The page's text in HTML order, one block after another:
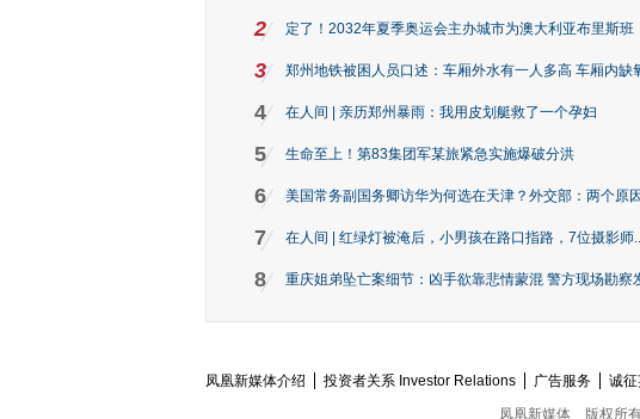
2 定了！2032年夏季奥运会主办城市为澳大利亚布里斯班
3 郑州地铁被困人员口述：车厢外水有一人多高 车厢内缺
4 在人间 | 亲历郑州暴雨：我用皮划艇救了一个孕妇
5 生命至上！第83集团军某旅紧急实施爆破分洪
6 美国常务副国务卿访华为何选在天津？外交部：两个原因
7 在人间 | 红绿灯被淹后，小男孩在路口指路，7位摄影师
8 重庆姐弟坠亡案细节：凶手欲靠悲情蒙混 警方现场勘察
凤凰新媒体介绍 投资者关系 Investor Relations 广告服务 诚
凤凰新媒体
版权所